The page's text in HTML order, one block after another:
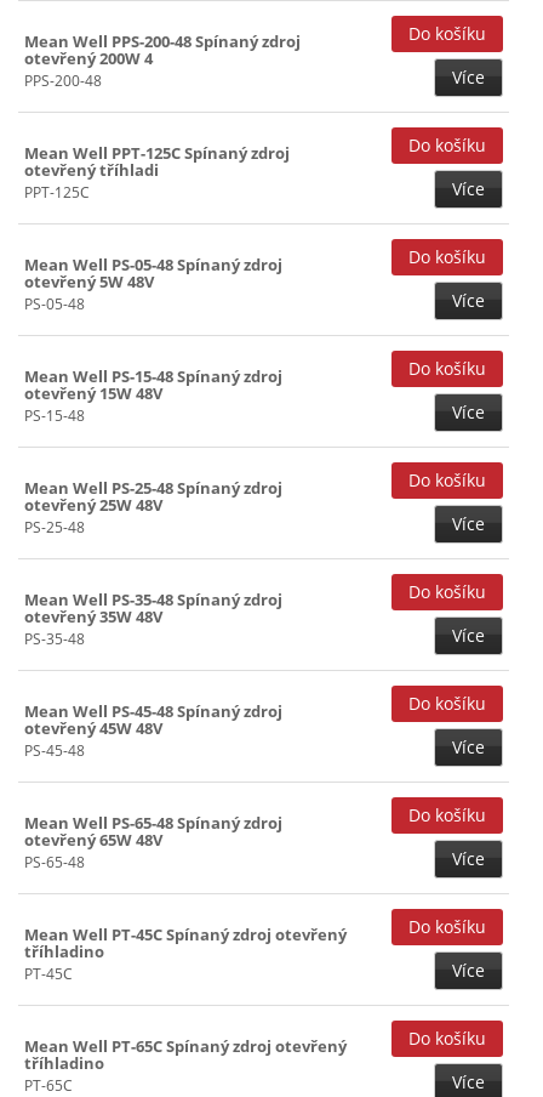
Mean Well PPS-200-48 Spínaný zdroj
otevřený 200W 4
PPS-200-48 Více
Mean Well PPT-125C Spínaný zdroj
otevřený tříhladi
PPT-125C Více
Mean Well PS-05-48 Spínaný zdroj
otevřený 5W 48V
PS-05-48 Více
Mean Well PS-15-48 Spínaný zdroj
otevřený 15W 48V
PS-15-48 Více
Mean Well PS-25-48 Spínaný zdroj
otevřený 25W 48V
PS-25-48 Více
Mean Well PS-35-48 Spínaný zdroj
otevřený 35W 48V
PS-35-48 Více
Mean Well PS-45-48 Spínaný zdroj
otevřený 45W 48V
PS-45-48 Více
Mean Well PS-65-48 Spínaný zdroj
otevřený 65W 48V
PS-65-48 Více
Mean Well PT-45C Spínaný zdroj otevřený
tříhladino
PT-45C Více
Mean Well PT-65C Spínaný zdroj otevřený
tříhladino
PT-65C Více